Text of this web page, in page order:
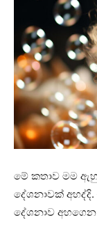
මේ කතාව මම
දේශනාවක්
දේශනාව අහගෙන